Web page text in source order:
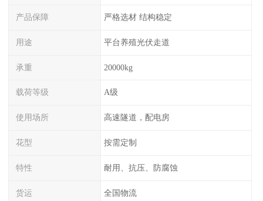
产品保障 严格选材 结构稳定
用途 平台养殖光伏走道
承重 20000kg
载荷等级 A级
使用场所 高速隧道，配电房
花型 按需定制
特性 耐用、抗压、防腐蚀
货运 全国物流